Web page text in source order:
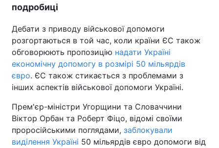
Тема оформлення
подробиці
Дебати з приводу військової допомоги
розгортаються в той час, коли країни ЄС також
обговорюють пропозицію надати Україні
економічну допомогу в розмірі 50 мільярдів
євро. ЄС також стикається з проблемами з
інших аспектів військової допомоги Україні.
Прем'єр-міністри Угорщини та Словаччини
Віктор Орбан та Роберт Фіцо, відомі своїми
проросійськими поглядами, заблокували
виділення Україні 50 мільярдів євро допомоги від